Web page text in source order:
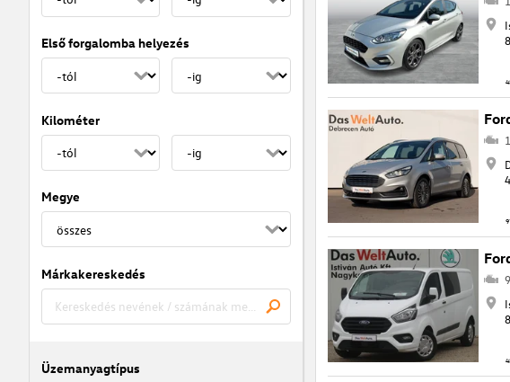
Első forgalomba helyezés
Kilométer
Megye
Márkakereskedés
Üzemanyagtípus